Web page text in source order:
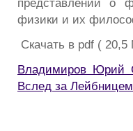
представлений о
физики и их
Скачать в pdf (
Владимиров Юрий
Вслед за